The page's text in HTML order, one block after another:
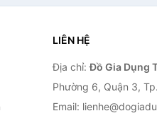
LIÊN HỆ
Địa chỉ:Đồ Gia Dụng
Phường 6, Quận 3,
Email: